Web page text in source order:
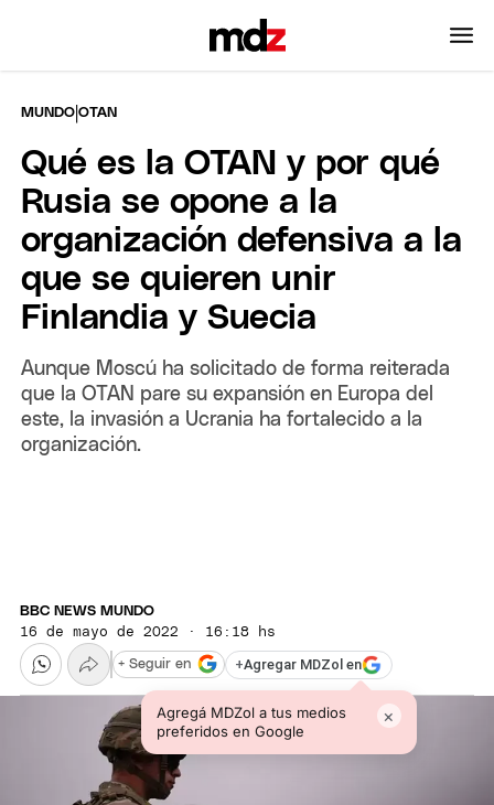
MUNDO |OTAN
Qué es la OTAN y por qué
Rusia se opone a la
organización defensiva a la
que se quieren unir
Finlandia y Suecia
Aunque Moscú ha solicitado de forma reiterada
que la OTAN pare su expansión en Europa del
este, la invasión a Ucrania ha fortalecido a la
organización.
BBC NEWS MUNDO
16 de mayo de 2022 · 16:18 hs
+Agregar MDZol en
Agregá MDZol a tus medios
preferidos en Google
×
+ Seguir en